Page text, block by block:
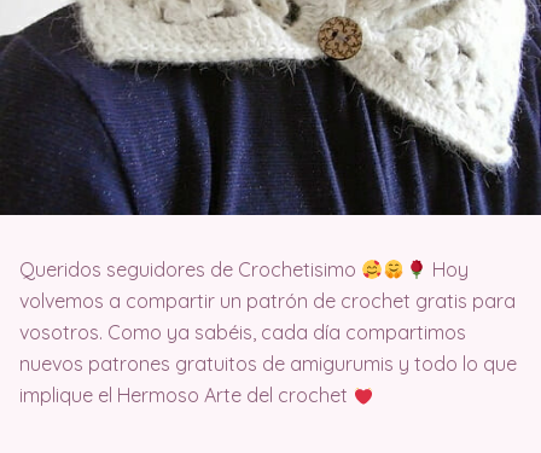
Queridos seguidores de Crochetisimo
Hoy
volvemos a compartir un patrón de crochet gratis para
vosotros. Como ya sabéis, cada día compartimos
nuevos patrones gratuitos de amigurumis y todo lo que
implique el Hermoso Arte del crochet